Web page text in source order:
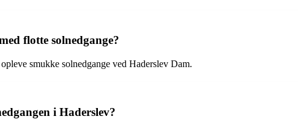
flotte solnedgange?
smukke solnedgange ved Haderslev Dam.
i Haderslev?